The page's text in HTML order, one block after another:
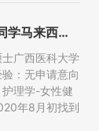
马来西亚留学-【博士offer305期】唐同学马来西亚理科大
广西医科大学
：无申请意向
理学-女性健
年8月初找到